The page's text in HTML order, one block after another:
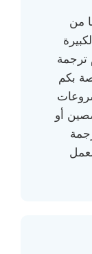
من
ترجمة
بكم
أو